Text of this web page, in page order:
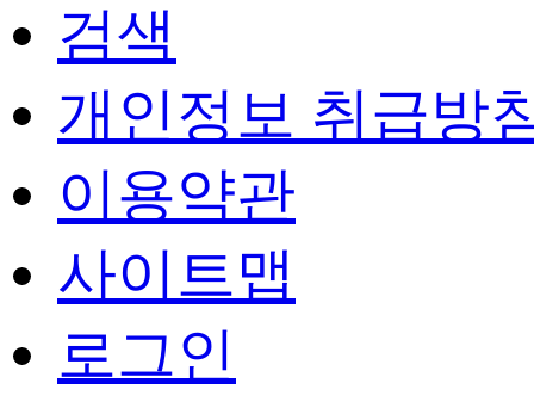
검색
개인정보 취급방
이용약관
사이트맵
로그인